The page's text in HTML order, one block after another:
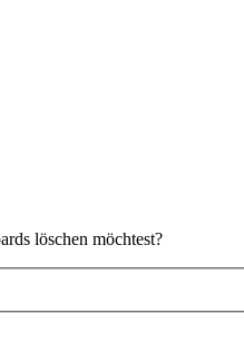
löschen möchtest?